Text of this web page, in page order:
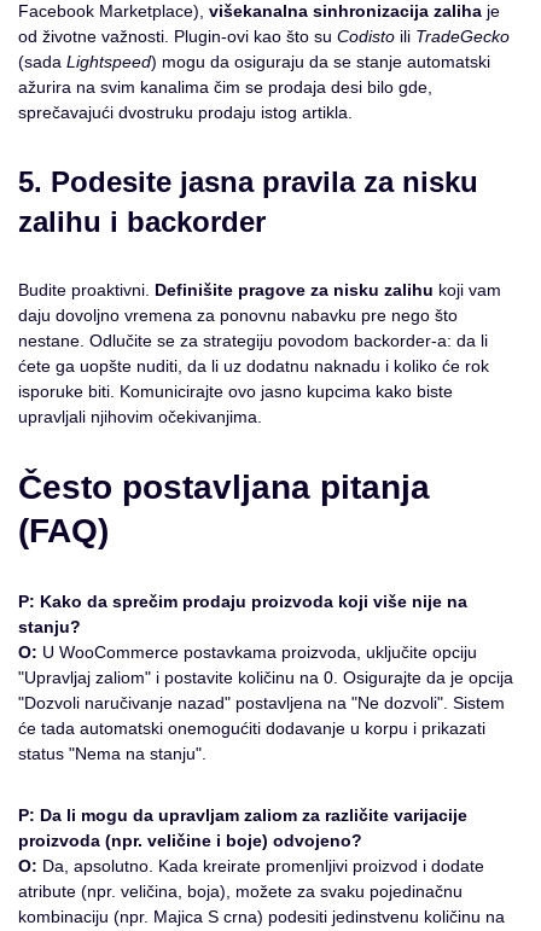
Facebook Marketplace), višekanalna sinhronizacija zaliha je
od životne važnosti. Plugin-ovi kao što su Codisto ili TradeGecko
(sada Lightspeed) mogu da osiguraju da se stanje automatski
ažurira na svim kanalima čim se prodaja desi bilo gde,
sprečavajući dvostruku prodaju istog artikla.
5. Podesite jasna pravila za nisku
zalihu i backorder
Budite proaktivni. Definišite pragove za nisku zalihu koji vam
daju dovoljno vremena za ponovnu nabavku pre nego što
nestane. Odlučite se za strategiju povodom backorder-a: da li
ćete ga uopšte nuditi, da li uz dodatnu naknadu i koliko će rok
isporuke biti. Komunicirajte ovo jasno kupcima kako biste
upravljali njihovim očekivanjima.
Često postavljana pitanja
(FAQ)
P: Kako da sprečim prodaju proizvoda koji više nije na
stanju?
O: U WooCommerce postavkama proizvoda, uključite opciju
"Upravljaj zaliom" i postavite količinu na 0. Osigurajte da je opcija
"Dozvoli naručivanje nazad" postavljena na "Ne dozvoli". Sistem
će tada automatski onemogućiti dodavanje u korpu i prikazati
status "Nema na stanju".
P: Da li mogu da upravljam zaliom za različite varijacije
proizvoda (npr. veličine i boje) odvojeno?
O: Da, apsolutno. Kada kreirate promenljivi proizvod i dodate
atribute (npr. veličina, boja), možete za svaku pojedinačnu
kombinaciju (npr. Majica S crna) podesiti jedinstvenu količinu na